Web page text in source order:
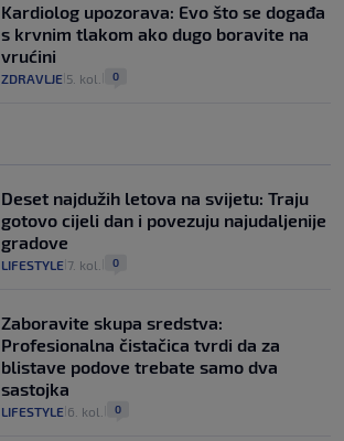
Kardiolog upozorava: Evo što se događa
s krvnim tlakom ako dugo boravite na
vrućini
ZDRAVLJE 5. kol. 0
Deset najdužih letova na svijetu: Traju
gotovo cijeli dan i povezuju najudaljenije
gradove
LIFESTYLE 7. kol. 0
Zaboravite skupa sredstva:
Profesionalna čistačica tvrdi da za
blistave podove trebate samo dva
sastojka
LIFESTYLE 6. kol. 0